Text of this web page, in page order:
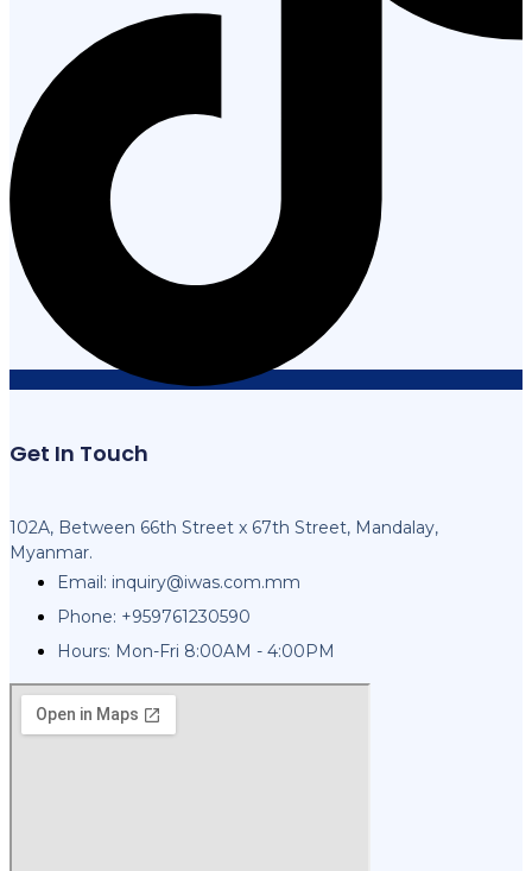
Get In Touch
102A, Between 66th Street x 67th Street, Mandalay,
Myanmar.
Email: inquiry@iwas.com.mm
Phone: +959761230590
Hours: Mon-Fri 8:00AM - 4:00PM